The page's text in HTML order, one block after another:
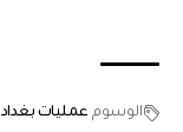
الوسوم عمليات بغداد